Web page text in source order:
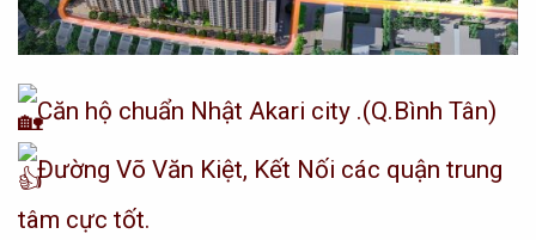
Căn hộ chuẩn Nhật Akari city .(Q.Bình Tân)
Đường Võ Văn Kiệt, Kết Nối các quận trung
tâm cực tốt.